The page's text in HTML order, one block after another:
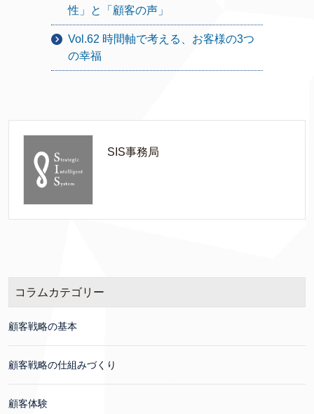
性」と「顧客の声」
Vol.62 時間軸で考える、お客様の3つ
の幸福
SIS事務局
コラムカテゴリー
顧客戦略の基本
顧客戦略の仕組みづくり
顧客体験